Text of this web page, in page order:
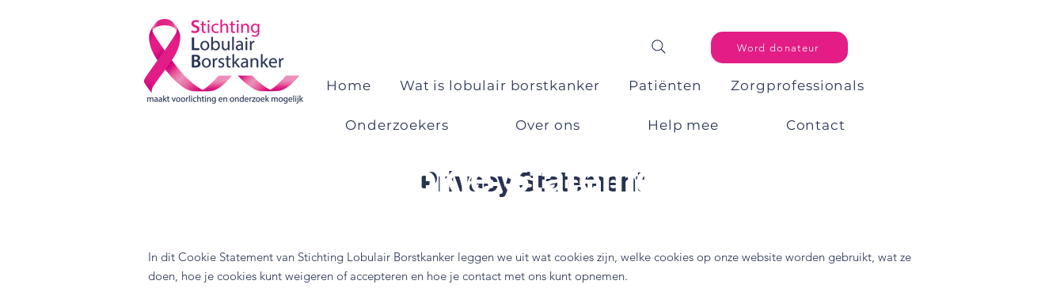
Word donateur
Home Wat is lobulair borstkanker Patiënten Zorgprofessionals
Onderzoekers Over ons Help mee Contact
Privacy Statement
Cookie Statement
In dit Cookie Statement van Stichting Lobulair Borstkanker leggen we uit wat cookies zijn, welke cookies op onze website worden gebruikt, wat ze
doen, hoe je cookies kunt weigeren of accepteren en hoe je contact met ons kunt opnemen.